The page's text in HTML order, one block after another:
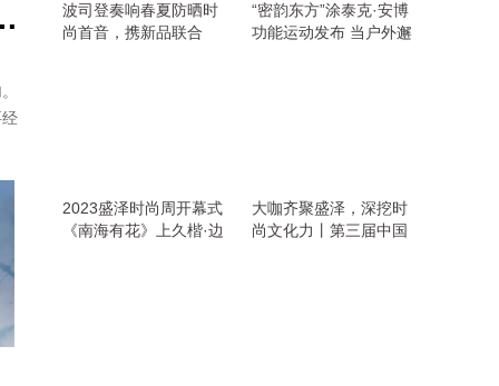
上，巴拉巴拉是认真的！
波司登奏响春夏防晒时
尚首音，携新品联合
“密韵东方”涂泰克·安博
功能运动发布 当户外邂
2023盛泽时尚周开幕式
《南海有花》上久楷·边
大咖齐聚盛泽，深挖时
尚文化力丨第三届中国